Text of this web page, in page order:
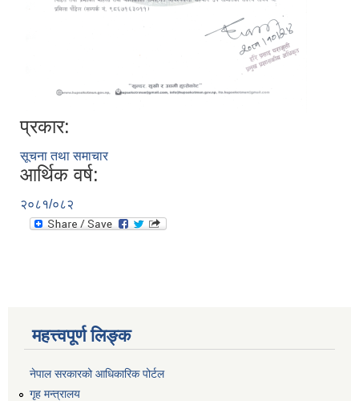
प्रकार:
सूचना तथा समाचार
आर्थिक वर्ष:
२०८१/०८२
महत्त्वपूर्ण लिङ्क
नेपाल सरकारको आधिकारिक पोर्टल
गृह मन्त्रालय